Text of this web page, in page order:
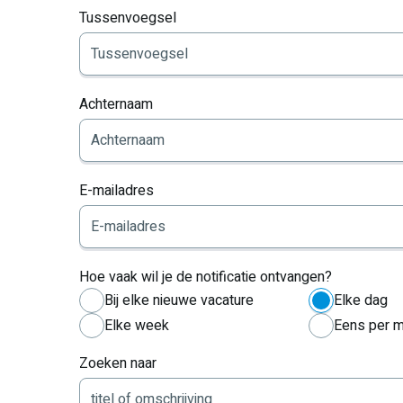
Tussenvoegsel
Achternaam
E-mailadres
Hoe vaak wil je de notificatie ontvangen?
Bij elke nieuwe vacature
Elke dag
Elke week
Eens per
Zoeken naar